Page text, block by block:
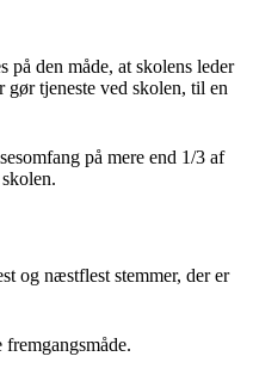
den måde, at skolens leder
gør tjeneste ved skolen, til en
på mere end 1/3 af
og næstflest stemmer, der er